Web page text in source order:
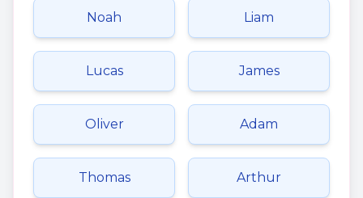
Noah Liam
Lucas James
Oliver Adam
Thomas Arthur